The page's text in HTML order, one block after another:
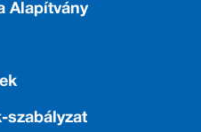
Alapítvány
szabályzat